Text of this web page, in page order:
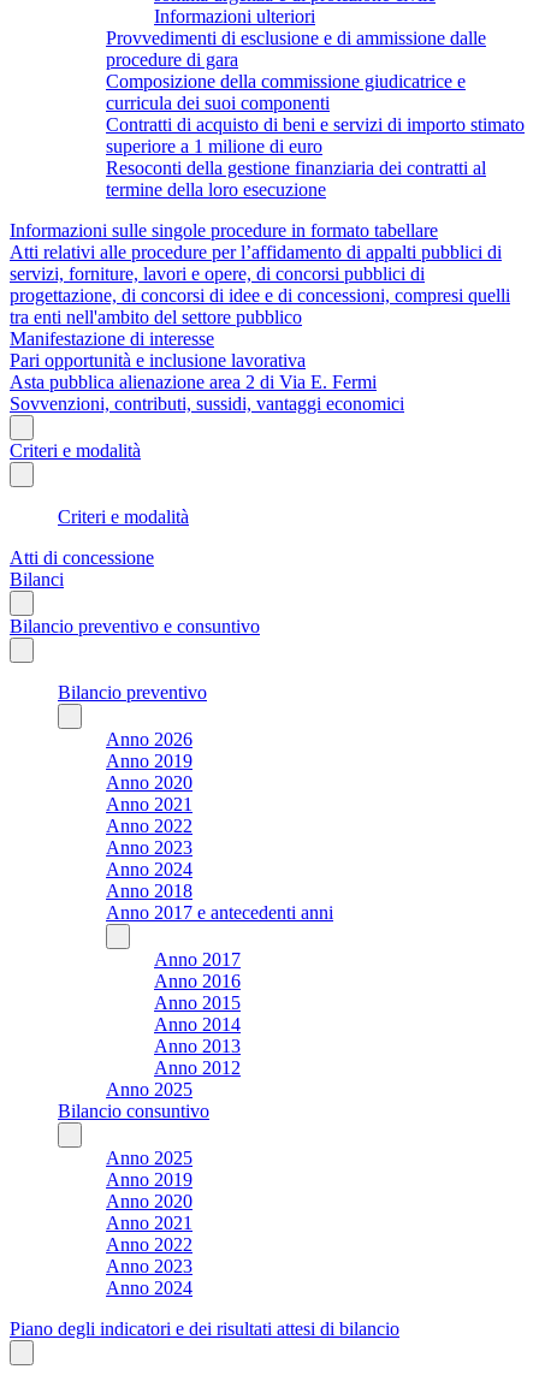
Informazioni ulteriori
Provvedimenti di esclusione e di ammissione dalle
procedure di gara
Composizione della commissione giudicatrice e
curricula dei suoi componenti
Contratti di acquisto di beni e servizi di importo stimato
superiore a 1 milione di euro
Resoconti della gestione finanziaria dei contratti al
termine della loro esecuzione
Informazioni sulle singole procedure in formato tabellare
Atti relativi alle procedure per l’affidamento di appalti pubblici di
servizi, forniture, lavori e opere, di concorsi pubblici di
progettazione, di concorsi di idee e di concessioni, compresi quelli
tra enti nell'ambito del settore pubblico
Manifestazione di interesse
Pari opportunità e inclusione lavorativa
Asta pubblica alienazione area 2 di Via E. Fermi
Sovvenzioni, contributi, sussidi, vantaggi economici
Criteri e modalità
Criteri e modalità
Atti di concessione
Bilanci
Bilancio preventivo e consuntivo
Bilancio preventivo
Anno 2026
Anno 2019
Anno 2020
Anno 2021
Anno 2022
Anno 2023
Anno 2024
Anno 2018
Anno 2017 e antecedenti anni
Anno 2017
Anno 2016
Anno 2015
Anno 2014
Anno 2013
Anno 2012
Anno 2025
Bilancio consuntivo
Anno 2025
Anno 2019
Anno 2020
Anno 2021
Anno 2022
Anno 2023
Anno 2024
Piano degli indicatori e dei risultati attesi di bilancio